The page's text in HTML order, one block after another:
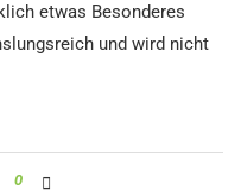
etwas Besonderes
und wird nicht
0